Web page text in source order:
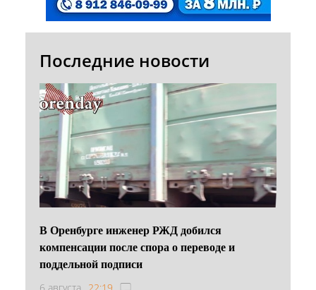
Последние новости
В Оренбурге инженер РЖД добился
компенсации после спора о переводе и
поддельной подписи